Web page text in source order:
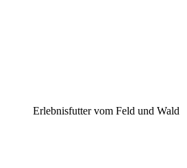
Erlebnisfutter vom Feld und Wald